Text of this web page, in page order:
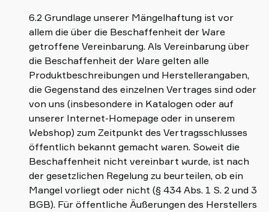
6.2 Grundlage unserer Mängelhaftung ist vor
allem die über die Beschaffenheit der Ware
getroffene Vereinbarung. Als Vereinbarung über
die Beschaffenheit der Ware gelten alle
Produktbeschreibungen und Herstellerangaben,
die Gegenstand des einzelnen Vertrages sind oder
von uns (insbesondere in Katalogen oder auf
unserer Internet-Homepage oder in unserem
Webshop) zum Zeitpunkt des Vertragsschlusses
öffentlich bekannt gemacht waren. Soweit die
Beschaffenheit nicht vereinbart wurde, ist nach
der gesetzlichen Regelung zu beurteilen, ob ein
Mangel vorliegt oder nicht (§ 434 Abs. 1 S. 2 und 3
BGB). Für öffentliche Äußerungen des Herstellers